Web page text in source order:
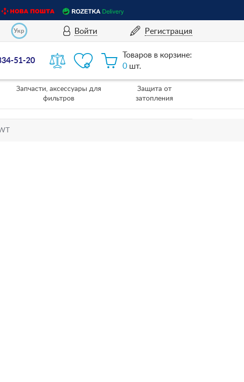
Укр Войти Регистрация
51-20
Товаров в корзине:
0 шт.
Запчасти, аксессуары для
фильтров
Защита от
затопления